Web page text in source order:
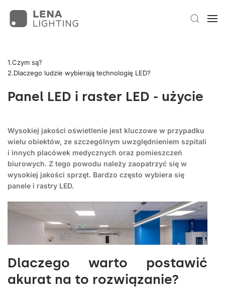
Czym są?
Dlaczego ludzie wybierają technologię LED?
Panel LED i raster LED - użycie
Wysokiej jakości oświetlenie jest kluczowe w przypadku
wielu obiektów, ze szczególnym uwzględnieniem szpitali
i innych placówek medycznych oraz pomieszczeń
biurowych. Z tego powodu należy zaopatrzyć się w
wysokiej jakości sprzęt. Bardzo często wybiera się
panele i rastry LED.
Dlaczego warto postawić
akurat na to rozwiązanie?